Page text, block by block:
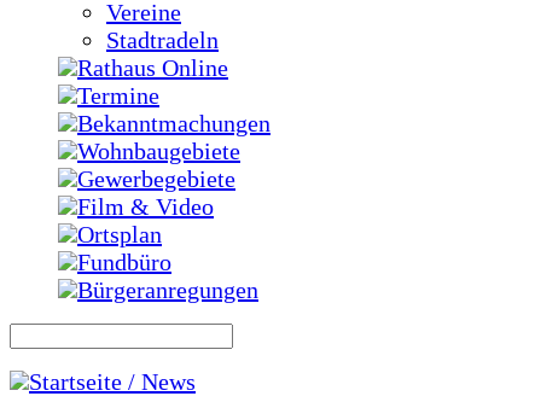
Vereine
Stadtradeln
Rathaus Online
Termine
Bekanntmachungen
Wohnbaugebiete
Gewerbegebiete
Film & Video
Ortsplan
Fundbüro
Bürgeranregungen
Startseite / News